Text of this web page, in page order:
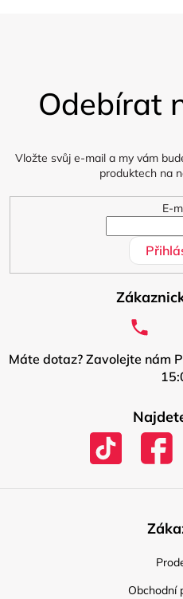
Odebírat
Vložte svůj e-mail a my vám
produktech na
E-
Máte dotaz? Zavolejte nám
Obchodní